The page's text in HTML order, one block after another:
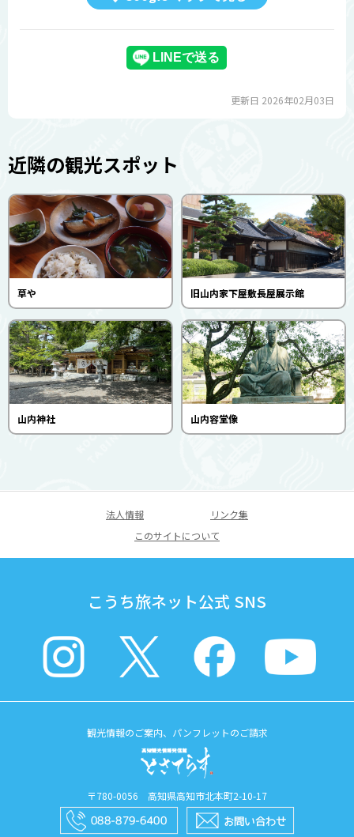
更新日 2026年02月03日
近隣の観光スポット
草や 旧山内家下屋敷長屋展示館
山内神社 山内容堂像
法人情報
リンク集
このサイトについて
こうち旅ネット公式 SNS
観光情報のご案内、パンフレットのご請求
〒780-0056 高知県高知市北本町2-10-17